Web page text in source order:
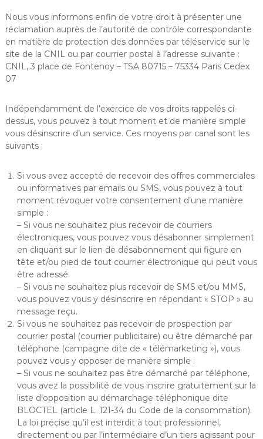
Nous vous informons enfin de votre droit à présenter une
réclamation auprès de l’autorité de contrôle correspondante
en matière de protection des données par téléservice sur le
site de la CNIL ou par courrier postal à l’adresse suivante :
CNIL, 3 place de Fontenoy – TSA 80715 – 75334 Paris Cedex
07
Indépendamment de l’exercice de vos droits rappelés ci-
dessus, vous pouvez à tout moment et de manière simple
vous désinscrire d’un service. Ces moyens par canal sont les
suivants :
Si vous avez accepté de recevoir des offres commerciales
ou informatives par emails ou SMS, vous pouvez à tout
moment révoquer votre consentement d’une manière
simple :
– Si vous ne souhaitez plus recevoir de courriers
électroniques, vous pouvez vous désabonner simplement
en cliquant sur le lien de désabonnement qui figure en
tête et/ou pied de tout courrier électronique qui peut vous
être adressé.
– Si vous ne souhaitez plus recevoir de SMS et/ou MMS,
vous pouvez vous y désinscrire en répondant « STOP » au
message reçu.
Si vous ne souhaitez pas recevoir de prospection par
courrier postal (courrier publicitaire) ou être démarché par
téléphone (campagne dite de « télémarketing »), vous
pouvez vous y opposer de manière simple :
– Si vous ne souhaitez pas être démarché par téléphone,
vous avez la possibilité de vous inscrire gratuitement sur la
liste d’opposition au démarchage téléphonique dite
BLOCTEL (article L. 121-34 du Code de la consommation).
La loi précise qu’il est interdit à tout professionnel,
directement ou par l’intermédiaire d’un tiers agissant pour